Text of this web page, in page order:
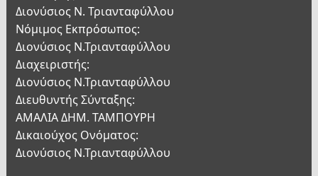
Διονύσιος Ν. Τριανταφύλλου
Νόμιμος Εκπρόσωπος:
Διονύσιος Ν.Τριανταφύλλου
Διαχειριστής:
Διονύσιος Ν.Τριανταφύλλου
Διευθυντής Σύνταξης:
ΑΜΑΛΙΑ ΔΗΜ. ΤΑΜΠΟΥΡΗ
Δικαιούχος Ονόματος:
Διονύσιος Ν.Τριανταφύλλου